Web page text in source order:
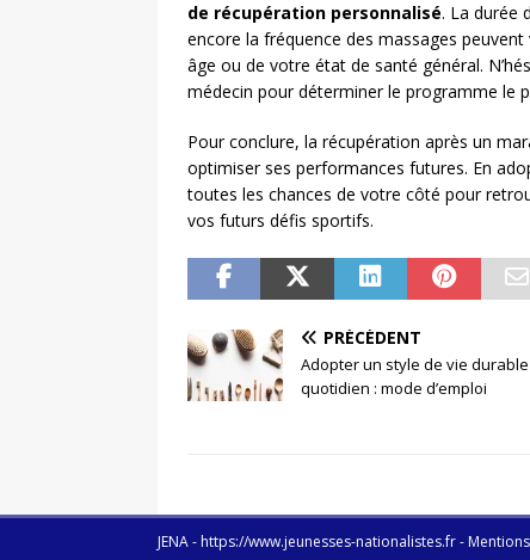
de récupération personnalisé. La durée
encore la fréquence des massages
âge ou de votre état de santé général.
médecin pour déterminer le programme le
Pour conclure, la récupération après un
optimiser ses performances futures. En
toutes les chances de votre côté pour
vos futurs défis sportifs.
PRÉCÉDENT
Adopter un style de vie
quotidien : mode d’emploi
JENA - https://www.jeunesses-nationalistes.fr -